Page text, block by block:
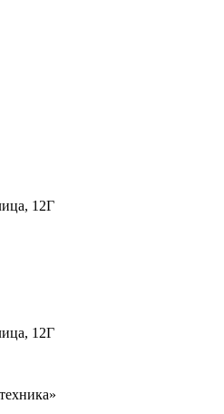
12Г
12Г